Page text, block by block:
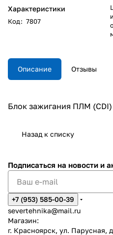
Характеристики
Код: 7807
Описание Отзывы
Блок зажигания ПЛМ (CDI)
Назад к списку
Подписаться на новости и
+7 (953) 585-00-39
severtehnika@mail.ru
Магазин:
г. Красноярск, ул. Парусная,